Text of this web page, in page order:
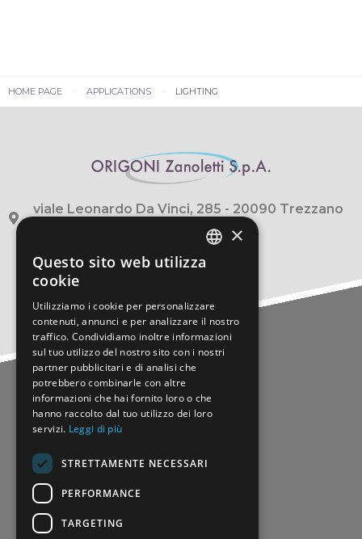
HOME PAGE APPLICATIONS LIGHTING
viale Leonardo Da Vinci, 285 - 20090 Trezzano
Sul Naviglio (Milano)
+39 0248422.1
MENU
Painting line
Processing Centres
Building & Construction
Applications
×
Questo sito web utilizza
cookie
Utilizziamo i cookie per personalizzare
contenuti, annunci e per analizzare il nostro
traffico. Condividiamo inoltre informazioni
sul tuo utilizzo del nostro sito con i nostri
partner pubblicitari e di analisi che
potrebbero combinarle con altre
informazioni che hai fornito loro o che
hanno raccolto dal tuo utilizzo dei loro
servizi. Leggi di più
STRETTAMENTE NECESSARI
PERFORMANCE
TARGETING